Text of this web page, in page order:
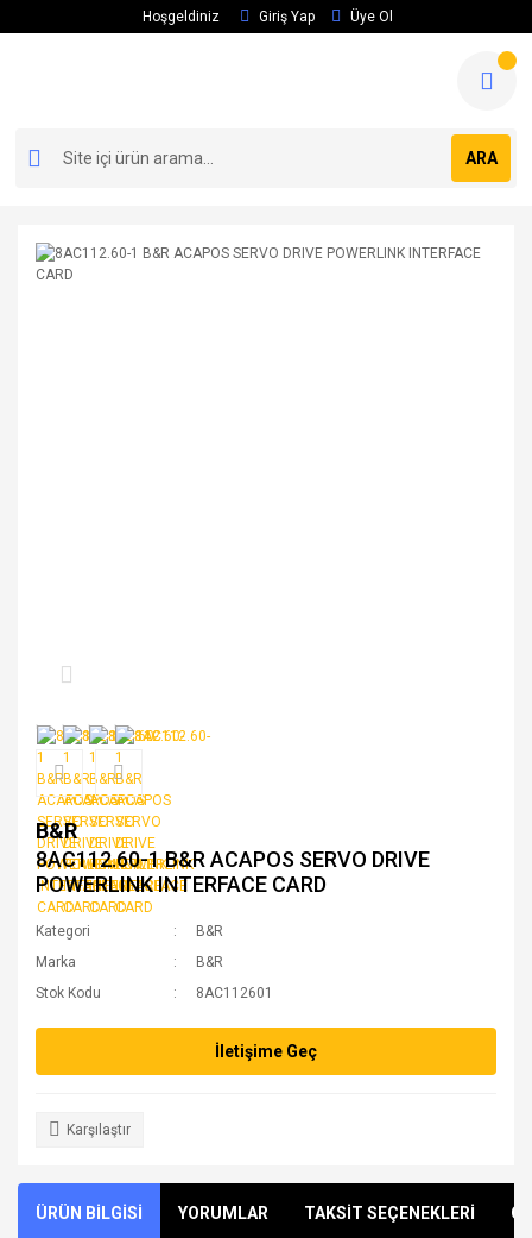
Hoşgeldiniz Giriş Yap Üye Ol
ARA
B&R
8AC112.60-1 B&R ACAPOS SERVO DRIVE
POWERLINK INTERFACE CARD
Kategori
B&R
Marka
B&R
Stok Kodu
8AC112601
İletişime Geç
Karşılaştır
ÜRÜN BİLGİSİ YORUMLAR TAKSİT SEÇENEKLERİ